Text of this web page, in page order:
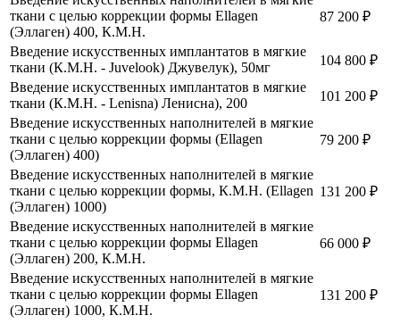
ткани с целью коррекции формы Ellagen
(Эллаген) 400, К.М.Н.
87 200 ₽
Введение искусственных имплантатов в мягкие
ткани (К.М.Н. - Juvelook) Джувелук), 50мг
104 800 ₽
Введение искусственных имплантатов в мягкие
ткани (К.М.Н. - Lenisna) Ленисна), 200
101 200 ₽
Введение искусственных наполнителей в мягкие
ткани с целью коррекции формы (Ellagen
(Эллаген) 400)
79 200 ₽
Введение искусственных наполнителей в мягкие
ткани с целью коррекции формы, К.М.Н. (Ellagen
(Эллаген) 1000)
131 200 ₽
Введение искусственных наполнителей в мягкие
ткани с целью коррекции формы Ellagen
(Эллаген) 200, К.М.Н.
66 000 ₽
Введение искусственных наполнителей в мягкие
ткани с целью коррекции формы Ellagen
(Эллаген) 1000, К.М.Н.
131 200 ₽